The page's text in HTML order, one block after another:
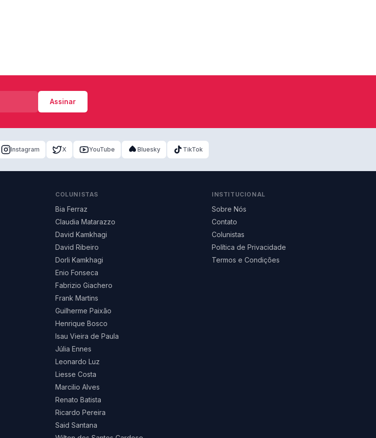
Assinar
Instagram X YouTube Bluesky TikTok
COLUNISTAS
Bia Ferraz
Claudia Matarazzo
David Kamkhagi
David Ribeiro
Dorli Kamkhagi
Enio Fonseca
Fabrizio Giachero
Frank Martins
Guilherme Paixão
Henrique Bosco
Isau Vieira de Paula
Júlia Ennes
Leonardo Luz
Liesse Costa
Marcilio Alves
Renato Batista
Ricardo Pereira
Said Santana
INSTITUCIONAL
Sobre Nós
Contato
Colunistas
Política de Privacidade
Termos e Condições